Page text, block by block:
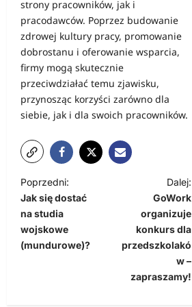
strony pracowników, jak i
pracodawców. Poprzez budowanie
zdrowej kultury pracy, promowanie
dobrostanu i oferowanie wsparcia,
firmy mogą skutecznie
przeciwdziałać temu zjawisku,
przynosząc korzyści zarówno dla
siebie, jak i dla swoich pracowników.
Z
o
b
a
Poprzedni:
Jak się dostać
na studia
wojskowe
(mundurowe)?
Dalej:
GoWork
organizuje
konkurs dla
przedszkolakó
w –
zapraszamy!